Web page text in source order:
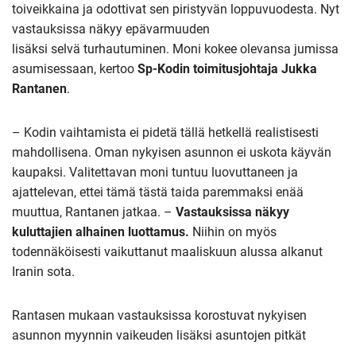
toiveikkaina ja odottivat sen piristyvän loppuvuodesta. Nyt
vastauksissa näkyy epävarmuuden
lisäksi selvä turhautuminen. Moni kokee olevansa jumissa
asumisessaan, kertoo Sp-Kodin toimitusjohtaja Jukka
Rantanen.
– Kodin vaihtamista ei pidetä tällä hetkellä realistisesti
mahdollisena. Oman nykyisen asunnon ei uskota käyvän
kaupaksi. Valitettavan moni tuntuu luovuttaneen ja
ajattelevan, ettei tämä tästä taida paremmaksi enää
muuttua, Rantanen jatkaa. – Vastauksissa näkyy
kuluttajien alhainen luottamus. Niihin on myös
todennäköisesti vaikuttanut maaliskuun alussa alkanut
Iranin sota.
Rantasen mukaan vastauksissa korostuvat nykyisen
asunnon myynnin vaikeuden lisäksi asuntojen pitkät